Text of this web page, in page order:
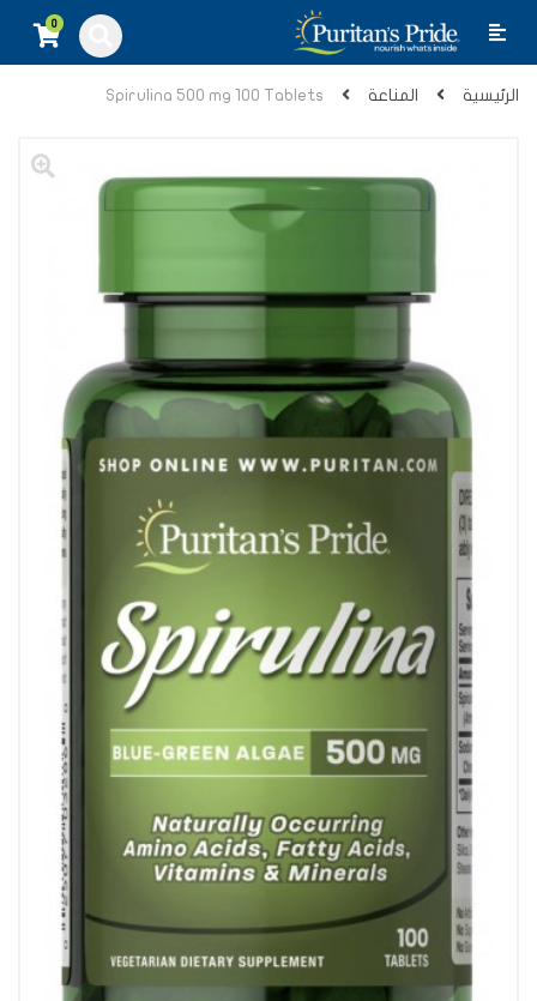
0
الرئيسية المناعة Spirulina 500 mg 100 Tablets